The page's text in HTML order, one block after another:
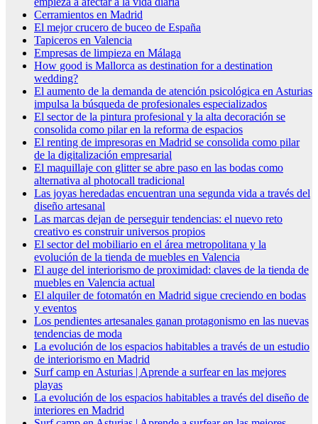
Cerramientos en Madrid
El mejor crucero de buceo de España
Tapiceros en Valencia
Empresas de limpieza en Málaga
How good is Mallorca as destination for a destination
wedding?
El aumento de la demanda de atención psicológica en Asturias
impulsa la búsqueda de profesionales especializados
El sector de la pintura profesional y la alta decoración se
consolida como pilar en la reforma de espacios
El renting de impresoras en Madrid se consolida como pilar
de la digitalización empresarial
El maquillaje con glitter se abre paso en las bodas como
alternativa al photocall tradicional
Las joyas heredadas encuentran una segunda vida a través del
diseño artesanal
Las marcas dejan de perseguir tendencias: el nuevo reto
creativo es construir universos propios
El sector del mobiliario en el área metropolitana y la
evolución de la tienda de muebles en Valencia
El auge del interiorismo de proximidad: claves de la tienda de
muebles en Valencia actual
El alquiler de fotomatón en Madrid sigue creciendo en bodas
y eventos
Los pendientes artesanales ganan protagonismo en las nuevas
tendencias de moda
La evolución de los espacios habitables a través de un estudio
de interiorismo en Madrid
Surf camp en Asturias | Aprende a surfear en las mejores
playas
La evolución de los espacios habitables a través del diseño de
interiores en Madrid